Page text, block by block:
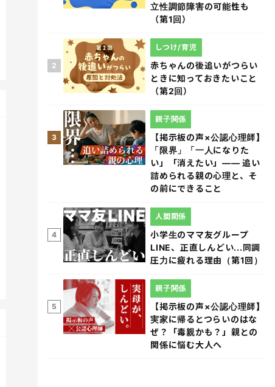
立性調節障害の可能性も
（第1回）
2
赤ちゃんの後追いがつらい
ときに知っておきたいこと
（第2回）
しつけ/育児
3
【掲示板の声×公認心理師】
「限界」「一人になりた
い」「消えたい」―― 追い
詰められる親の心理と、そ
の前にできること
親子関係
4
小学生のママ友グループ
LINE、正直しんどい...同調
圧力に疲れる理由（第1回）
人間関係
5
【掲示板の声×公認心理師】
実家に帰るとつらいのはな
ぜ？「毒親かも？」親との
関係に悩む大人へ
親子関係